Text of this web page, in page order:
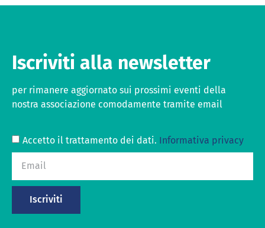
Iscriviti alla newsletter
per rimanere aggiornato sui prossimi eventi della
nostra associazione comodamente tramite email
Accetto il trattamento dei dati. Informativa privacy
Iscriviti